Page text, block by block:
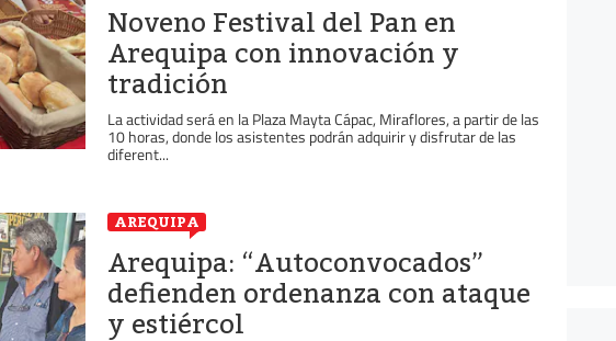
Noveno Festival del Pan en
Arequipa con innovación y
tradición
La actividad será en la Plaza Mayta Cápac, Miraflores, a partir de las
10 horas, donde los asistentes podrán adquirir y disfrutar de las
diferent...
AREQUIPA
Arequipa: “Autoconvocados”
defienden ordenanza con ataque
y estiércol